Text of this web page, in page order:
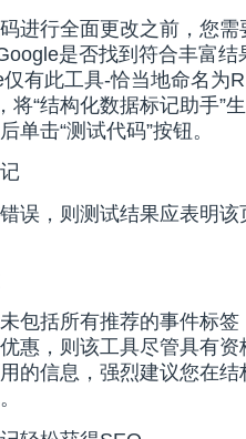
进行全面更改之前，您需
是否找到符合丰富结
有此工具-恰当地命名为
将“结构化数据标记助手”
单击“测试代码”按钮。
误，则测试结果应表明
包括所有推荐的事件标
惠，则该工具尽管具有
的信息，强烈建议您在